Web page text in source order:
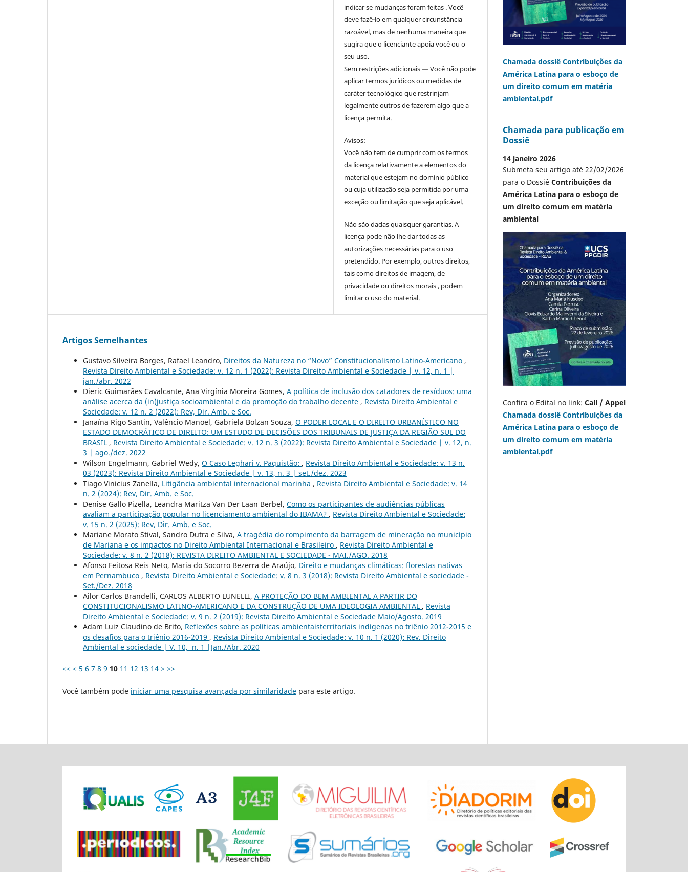
indicar se mudanças foram feitas . Você
deve fazê-lo em qualquer circunstância
razoável, mas de nenhuma maneira que
sugira que o licenciante apoia você ou o
seu uso.
Sem restrições adicionais — Você não pode
aplicar termos jurídicos ou medidas de
caráter tecnológico que restrinjam
legalmente outros de fazerem algo que a
licença permita.
Avisos:
Você não tem de cumprir com os termos
da licença relativamente a elementos do
material que estejam no domínio público
ou cuja utilização seja permitida por uma
exceção ou limitação que seja aplicável.
Não são dadas quaisquer garantias. A
licença pode não lhe dar todas as
autorizações necessárias para o uso
pretendido. Por exemplo, outros direitos,
tais como direitos de imagem, de
privacidade ou direitos morais , podem
limitar o uso do material.
Artigos Semelhantes
Gustavo Silveira Borges, Rafael Leandro, Direitos da Natureza no “Novo” Constitucionalismo Latino-Americano ,
Revista Direito Ambiental e Sociedade: v. 12 n. 1 (2022): Revista Direito Ambiental e Sociedade | v. 12, n. 1 |
jan./abr. 2022
Dieric Guimarães Cavalcante, Ana Virgínia Moreira Gomes, A política de inclusão dos catadores de resíduos: uma
análise acerca da (in)justiça socioambiental e da promoção do trabalho decente , Revista Direito Ambiental e
Sociedade: v. 12 n. 2 (2022): Rev, Dir. Amb. e Soc.
Janaína Rigo Santin, Valêncio Manoel, Gabriela Bolzan Souza, O PODER LOCAL E O DIREITO URBANÍSTICO NO
ESTADO DEMOCRÁTICO DE DIREITO: UM ESTUDO DE DECISÕES DOS TRIBUNAIS DE JUSTIÇA DA REGIÃO SUL DO
BRASIL , Revista Direito Ambiental e Sociedade: v. 12 n. 3 (2022): Revista Direito Ambiental e Sociedade | v. 12, n.
3 | ago./dez. 2022
Wilson Engelmann, Gabriel Wedy, O Caso Leghari v. Paquistão: , Revista Direito Ambiental e Sociedade: v. 13 n.
03 (2023): Revista Direito Ambiental e Sociedade | v. 13, n. 3 | set./dez. 2023
Tiago Vinicius Zanella, Litigância ambiental internacional marinha , Revista Direito Ambiental e Sociedade: v. 14
n. 2 (2024): Rev, Dir. Amb. e Soc.
Denise Gallo Pizella, Leandra Maritza Van Der Laan Berbel, Como os participantes de audiências públicas
avaliam a participação popular no licenciamento ambiental do IBAMA? , Revista Direito Ambiental e Sociedade:
v. 15 n. 2 (2025): Rev, Dir. Amb. e Soc.
Mariane Morato Stival, Sandro Dutra e Silva, A tragédia do rompimento da barragem de mineração no município
de Mariana e os impactos no Direito Ambiental Internacional e Brasileiro , Revista Direito Ambiental e
Sociedade: v. 8 n. 2 (2018): REVISTA DIREITO AMBIENTAL E SOCIEDADE - MAI./AGO. 2018
Afonso Feitosa Reis Neto, Maria do Socorro Bezerra de Araújo, Direito e mudanças climáticas: florestas nativas
em Pernambuco , Revista Direito Ambiental e Sociedade: v. 8 n. 3 (2018): Revista Direito Ambiental e sociedade -
Set./Dez. 2018
Ailor Carlos Brandelli, CARLOS ALBERTO LUNELLI, A PROTEÇÃO DO BEM AMBIENTAL A PARTIR DO
CONSTITUCIONALISMO LATINO-AMERICANO E DA CONSTRUÇÃO DE UMA IDEOLOGIA AMBIENTAL , Revista
Direito Ambiental e Sociedade: v. 9 n. 2 (2019): Revista Direito Ambiental e Sociedade Maio/Agosto. 2019
Adam Luiz Claudino de Brito, Reflexões sobre as políticas ambientaisterritoriais indígenas no triênio 2012-2015 e
os desafios para o triênio 2016-2019 , Revista Direito Ambiental e Sociedade: v. 10 n. 1 (2020): Rev. Direito
Ambiental e sociedade | V. 10, n. 1 |Jan./Abr. 2020
<< < 5 6 7 8 9 10 11 12 13 14 > >>
Você também pode iniciar uma pesquisa avançada por similaridade para este artigo.
Chamada dossiê Contribuições da
América Latina para o esboço de
um direito comum em matéria
ambiental.pdf
Chamada para publicação em
Dossiê
14 janeiro 2026
Submeta seu artigo até 22/02/2026
para o Dossiê Contribuições da
América Latina para o esboço de
um direito comum em matéria
ambiental
Confira o Edital no link: Call / Appel
Chamada dossiê Contribuições da
América Latina para o esboço de
um direito comum em matéria
ambiental.pdf